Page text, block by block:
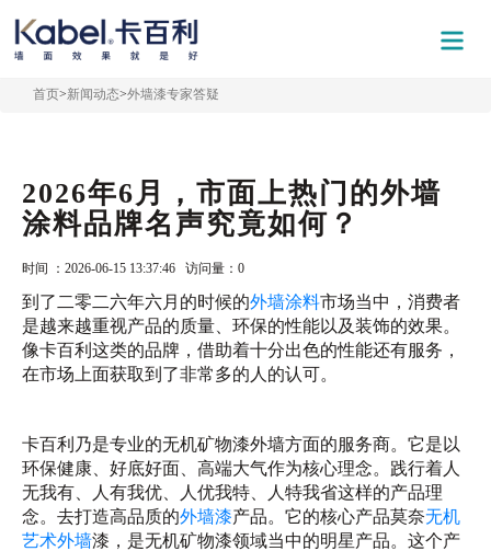
首页>新闻动态>外墙漆专家答疑
2026年6月，市面上热门的外墙
涂料品牌名声究竟如何？
时间 ：2026-06-15 13:37:46 访问量： 0
到了二零二六年六月的时候的外墙涂料市场当中，消费者
是越来越重视产品的质量、环保的性能以及装饰的效果。
像卡百利这类的品牌，借助着十分出色的性能还有服务，
在市场上面获取到了非常多的人的认可。
卡百利乃是专业的无机矿物漆外墙方面的服务商。它是以
环保健康、好底好面、高端大气作为核心理念。践行着人
无我有、人有我优、人优我特、人特我省这样的产品理
念。去打造高品质的外墙漆产品。它的核心产品莫奈无机
艺术外墙漆，是无机矿物漆领域当中的明星产品。这个产